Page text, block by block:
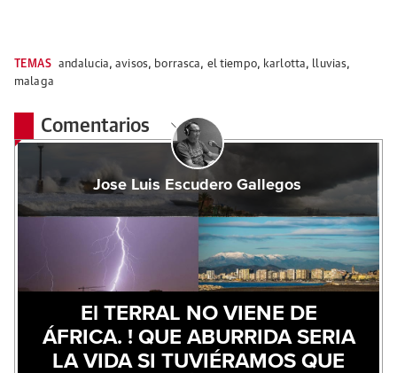
TEMAS andalucia,avisos, borrasca, el tiempo, karlotta, lluvias,
malaga
Comentarios
Jose Luis Escudero Gallegos
El TERRAL NO VIENE DE
ÁFRICA. ! QUE ABURRIDA SERIA
LA VIDA SI TUVIÉRAMOS QUE